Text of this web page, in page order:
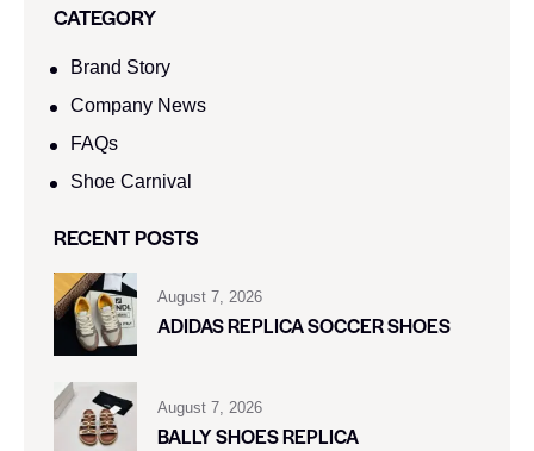
CATEGORY
Brand Story
Company News
FAQs
Shoe Carnival​
RECENT POSTS
August 7, 2026
ADIDAS REPLICA SOCCER SHOES
August 7, 2026
BALLY SHOES REPLICA